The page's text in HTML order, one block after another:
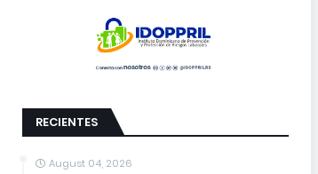
RECIENTES
August 04, 2026